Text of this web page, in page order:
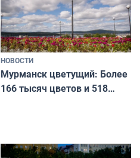
НОВОСТИ
Мурманск цветущий: Более
166 тысяч цветов и 518